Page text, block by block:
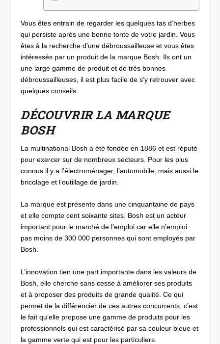
Vous êtes entrain de regarder les quelques tas d’herbes
qui persiste après une bonne tonte de votre jardin. Vous
êtes à la recherche d’une débroussailleuse et vous êtes
intéressés par un produit de la marque Bosh. Ils ont un
une large gamme de produit et de très bonnes
débroussailleuses, il est plus facile de s’y retrouver avec
quelques conseils.
DÉCOUVRIR LA MARQUE
BOSH
La multinational Bosh a été fondée en 1886 et est réputé
pour exercer sur de nombreux secteurs. Pour les plus
connus il y a l’électroménager, l’automobile, mais aussi le
bricolage et l’outillage de jardin.
La marque est présente dans une cinquantaine de pays
et elle compte cent soixante sites. Bosh est un acteur
important pour le marché de l’emploi car elle n’emploi
pas moins de 300 000 personnes qui sont employés par
Bosh.
L’innovation tien une part importante dans les valeurs de
Bosh, elle cherche sans cesse à améliorer ses produits
et à proposer des produits de grande qualité. Ce qui
permet de la différencier de ces autres concurrents, c’est
le fait qu’elle propose une gamme de produits pour les
professionnels qui est caractérisé par sa couleur bleue et
la gamme verte qui est pour les particuliers.